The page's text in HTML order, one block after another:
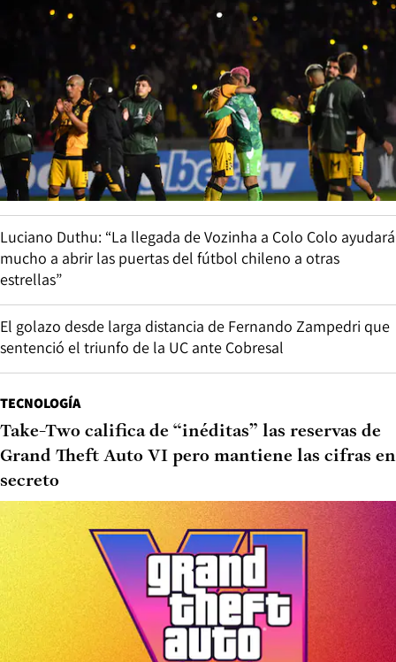
Luciano Duthu: “La llegada de Vozinha a Colo Colo ayudará
mucho a abrir las puertas del fútbol chileno a otras
estrellas”
El golazo desde larga distancia de Fernando Zampedri que
sentenció el triunfo de la UC ante Cobresal
TECNOLOGÍA
Take-Two califica de “inéditas” las reservas de
Grand Theft Auto VI pero mantiene las cifras en
secreto